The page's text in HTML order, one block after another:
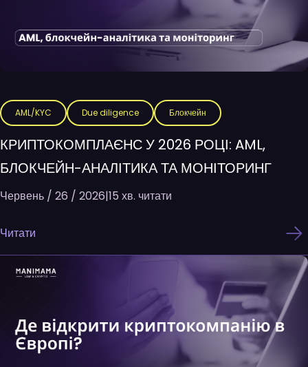
AML/KYC Due diligence Блокчейн
КРИПТОКОМПЛАЄНС У 2026 РОЦІ: AML,
БЛОКЧЕЙН-АНАЛІТИКА ТА МОНІТОРИНГ
Червень / 26 / 2026|15 хв. читати
Читати